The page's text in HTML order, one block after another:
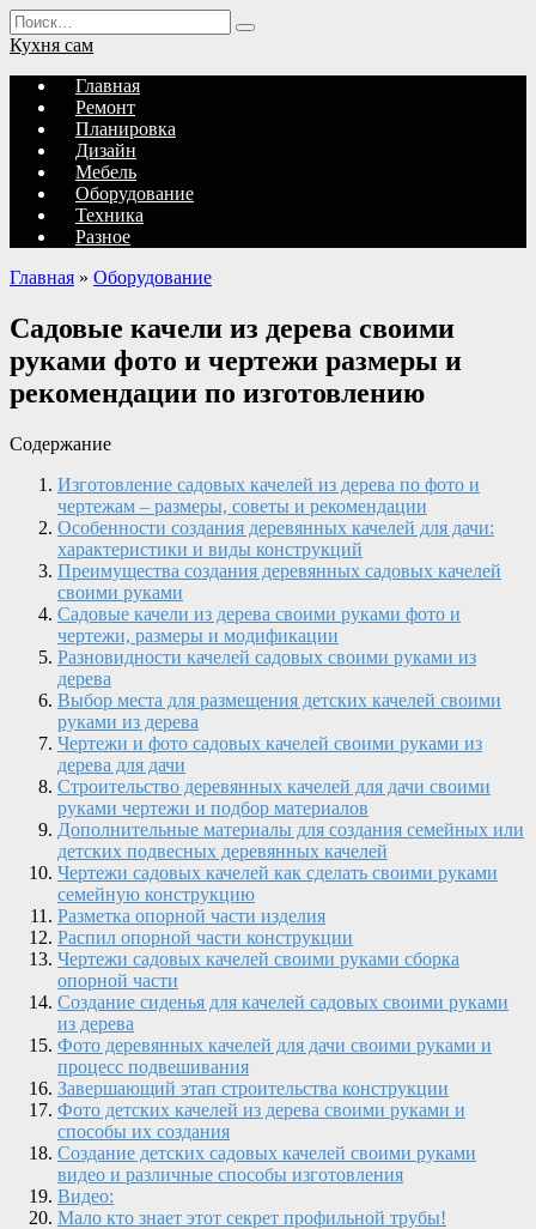
Перейти
к
содержанию
Search
for:
Кухня сам
Главная
Ремонт
Планировка
Дизайн
Мебель
Оборудование
Техника
Разное
Главная » Оборудование
Садовые качели из дерева своими
руками фото и чертежи размеры и
рекомендации по изготовлению
Содержание
Изготовление садовых качелей из дерева по фото и
чертежам – размеры, советы и рекомендации
Особенности создания деревянных качелей для дачи:
характеристики и виды конструкций
Преимущества создания деревянных садовых качелей
своими руками
Садовые качели из дерева своими руками фото и
чертежи, размеры и модификации
Разновидности качелей садовых своими руками из
дерева
Выбор места для размещения детских качелей своими
руками из дерева
Чертежи и фото садовых качелей своими руками из
дерева для дачи
Строительство деревянных качелей для дачи своими
руками чертежи и подбор материалов
Дополнительные материалы для создания семейных или
детских подвесных деревянных качелей
Чертежи садовых качелей как сделать своими руками
семейную конструкцию
Разметка опорной части изделия
Распил опорной части конструкции
Чертежи садовых качелей своими руками сборка
опорной части
Создание сиденья для качелей садовых своими руками
из дерева
Фото деревянных качелей для дачи своими руками и
процесс подвешивания
Завершающий этап строительства конструкции
Фото детских качелей из дерева своими руками и
способы их создания
Создание детских садовых качелей своими руками
видео и различные способы изготовления
Видео:
Мало кто знает этот секрет профильной трубы!